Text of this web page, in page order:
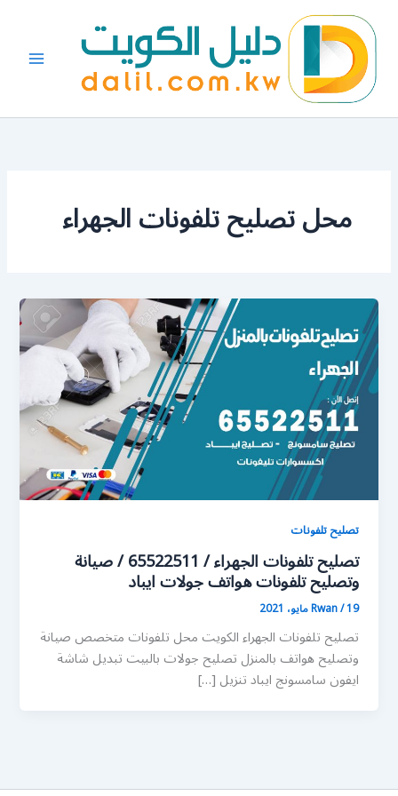
المحتوى
محل تصليح تلفونات الجهراء
تصليح تلفونات
تصليح تلفونات الجهراء / 65522511 / صيانة
وتصليح تلفونات هواتف جولات ايباد
Rwan/19 مايو، 2021
تصليح تلفونات الجهراء الكويت محل تلفونات متخصص صيانة
وتصليح هواتف بالمنزل تصليح جولات بالبيت تبديل شاشة
ايفون سامسونج ايباد تنزيل […]